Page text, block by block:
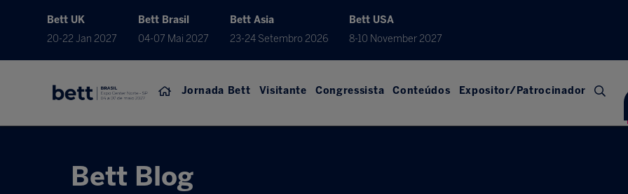
Bett UK
20-22 Jan 2027
Bett Brasil
04-07 Mai 2027
Bett Asia
23-24 Setembro 2026
Bett USA
8-10 November 2027
Jornada Bett Visitante Congressista Conteúdos Expositor/Patrocinador
Bett Blog